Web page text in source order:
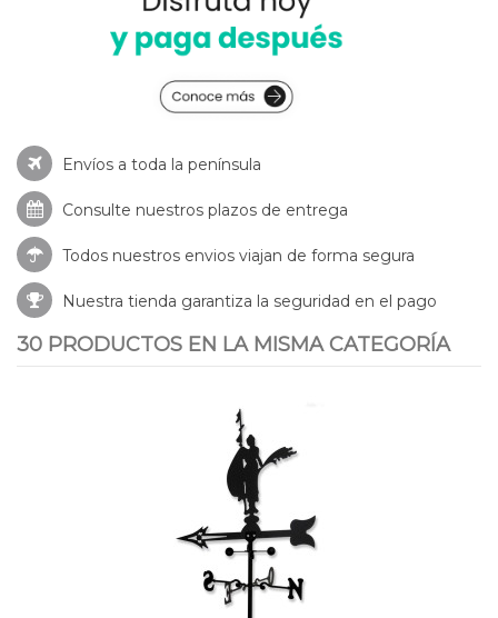
Envíos a toda la península
Consulte nuestros plazos de entrega
Todos nuestros envios viajan de forma segura
Nuestra tienda garantiza la seguridad en el pago
30 PRODUCTOS EN LA MISMA CATEGORÍA